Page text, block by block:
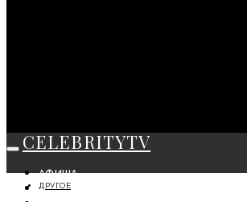
CELEBRITYTV
АФИША
СОБЫТИЯ
ДРУГОЕ